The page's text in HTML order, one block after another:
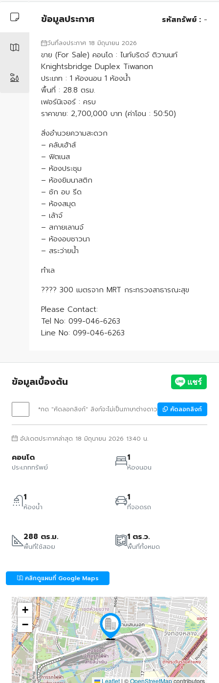
ข้อมูลประกาศ รหัสทรัพย์ : -
วันที่ลงประกาศ 18 มิถุนายน 2026
ขาย (For Sale) คอนโด : ไนท์บริดจ์ ติวานนท์
Knightsbridge Duplex Tiwanon
ประเภท : 1 ห้องนอน 1 ห้องน้ำ
พื้นที่ : 28.8 ตรม.
เฟอร์นิเจอร์ : ครบ
ราคาขาย: 2,700,000 บาท (ค่าโอน : 50:50)
สิ่งอำนวยความสะดวก
– คลับเฮ้าส์
– ฟิตเนส
– ห้องประชุม
– ห้องยิมนาสติก
– ซัก อบ รีด
– ห้องสมุด
– เล้าจ์
– สกายเลานจ์
– ห้องอบซาวนา
– สระว่ายน้ำ
ทำเล
???? 300 เมตรจาก MRT กระทรวงสาธารณะสุข
Please Contact:
Tel No: 099-046-6263
Line No: 099-046-6263
ข้อมูลเบื้องต้น
*กด "คัดลอกลิงก์" ลิงก์จะไม่เป็นภาษาต่างดาว คัดลอกลิงก์
อัปเดตประกาศล่าสุด 18 มิถุนายน 2026 13:40 น.
คอนโด
ประเภททรัพย์
1
ห้องนอน
1
ห้องน้ำ
1
ที่จอดรถ
288 ตร.ม.
พื้นที่ใช้สอย
1 ตร.ว.
พื้นที่ทั้งหมด
คลิกดูแผนที่ Google Maps
+
−
Leaflet | ©OpenStreetMapcontributors